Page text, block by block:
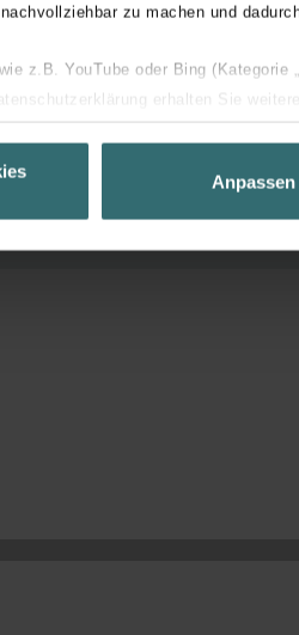
zu machen und
z.B. YouTube oder Bing (Kategorie
erhalten Sie
die bestmögliche
Verfügung zu stellen. Alle
de privacidad
Anpassen
Rapid Lock pour le
diamètres de
mm